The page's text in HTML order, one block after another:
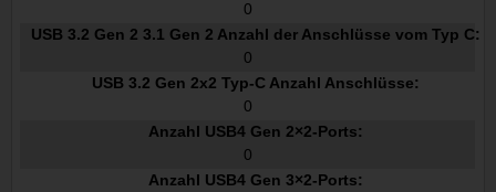
0
USB 3.2 Gen 2 3.1 Gen 2 Anzahl der Anschlüsse vom Typ C:
0
USB 3.2 Gen 2x2 Typ-C Anzahl Anschlüsse:
0
Anzahl USB4 Gen 2×2-Ports:
0
Anzahl USB4 Gen 3×2-Ports: